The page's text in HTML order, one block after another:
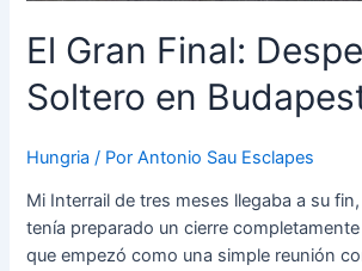
El Gran Final:
Soltero en
Hungria / PorAntonio Sau Esclapes
Mi Interrail de tres meses llegaba a su
tenía preparado un cierre
que empezó como una simple reunión